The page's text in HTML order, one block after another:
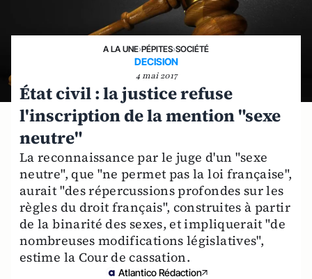
A LA UNE›PÉPITES›SOCIÉTÉ
DECISION
4 mai 2017
État civil : la justice refuse
l'inscription de la mention "sexe
neutre"
La reconnaissance par le juge d'un "sexe
neutre", que "ne permet pas la loi française",
aurait "des répercussions profondes sur les
règles du droit français", construites à partir
de la binarité des sexes, et impliquerait "de
nombreuses modifications législatives",
estime la Cour de cassation.
Atlantico Rédaction